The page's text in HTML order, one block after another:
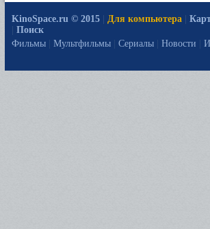
KinoSpace.ru © 2015 Для компьютера
Поиск
Фильмы
Мультфильмы Сериалы Новости